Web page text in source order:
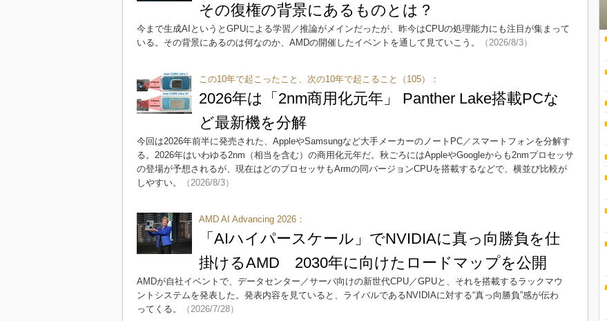
その復権の背景にあるものとは？
今まで生成AIというとGPUによる学習／推論がメインだったが、昨今はCPUの処理能力にも注目が集まって
いる。その背景にあるのは何なのか、AMDの開催したイベントを通して見ていこう。
（2026/8/3）
この10年で起こったこと、次の10年で起こること（105）：
2026年は「2nm商用化元年」 Panther Lake搭載PCな
ど最新機を分解
今回は2026年前半に発売された、AppleやSamsungなど大手メーカーのノートPC／スマートフォンを分解す
る。2026年はいわゆる2nm（相当を含む）の商用化元年だ。秋ごろにはAppleやGoogleからも2nmプロセッサ
の登場が予想されるが、現在はどのプロセッサもArmの同バージョンCPUを搭載するなどで、横並び比較が
しやすい。
（2026/8/3）
AMD AI Advancing 2026：
「AIハイパースケール」でNVIDIAに真っ向勝負を仕
掛けるAMD 2030年に向けたロードマップを公開
AMDが自社イベントで、データセンター／サーバ向けの新世代CPU／GPUと、それを搭載するラックマウ
ントシステムを発表した。発表内容を見ていると、ライバルであるNVIDIAに対する“真っ向勝負”感が伝わ
ってくる。
（2026/7/28）